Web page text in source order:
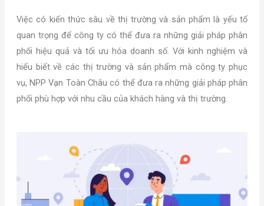
Việc có kiến thức sâu về thị trường và sản phẩm là yếu tố
quan trọng để công ty có thể đưa ra những giải pháp phân
phối hiệu quả và tối ưu hóa doanh số. Với kinh nghiệm và
hiểu biết về các thị trường và sản phẩm mà công ty phục
vụ, NPP Vạn Toàn Châu có thể đưa ra những giải pháp phân
phối phù hợp với nhu cầu của khách hàng và thị trường.